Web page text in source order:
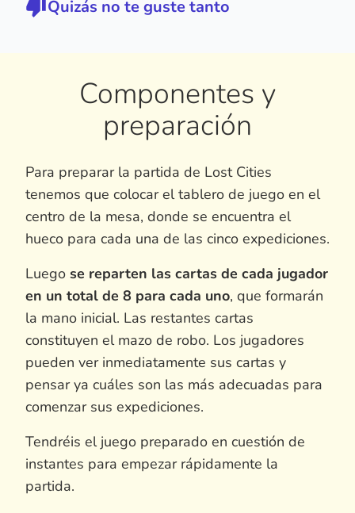
Quizás no te guste tanto
Componentes y
preparación
Para preparar la partida de Lost Cities
tenemos que colocar el tablero de juego en el
centro de la mesa, donde se encuentra el
hueco para cada una de las cinco expediciones.
Luego se reparten las cartas de cada jugador
en un total de 8 para cada uno, que formarán
la mano inicial. Las restantes cartas
constituyen el mazo de robo. Los jugadores
pueden ver inmediatamente sus cartas y
pensar ya cuáles son las más adecuadas para
comenzar sus expediciones.
Tendréis el juego preparado en cuestión de
instantes para empezar rápidamente la
partida.